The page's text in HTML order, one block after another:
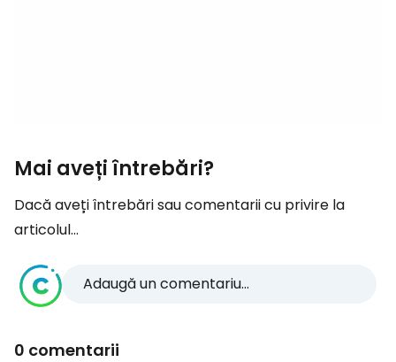
Mai aveți întrebări?
Dacă aveți întrebări sau comentarii cu privire la
articolul...
Adaugă un comentariu...
0 comentarii